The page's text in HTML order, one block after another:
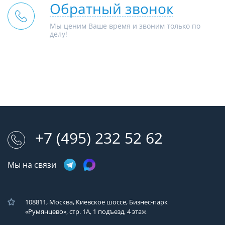
Обратный звонок
Мы ценим Ваше время и звоним только по
делу!
+7 (495) 232 52 62
Мы на связи
108811, Москва, Киевское шоссе, Бизнес-парк
«Румянцево», стр. 1А, 1 подъезд, 4 этаж